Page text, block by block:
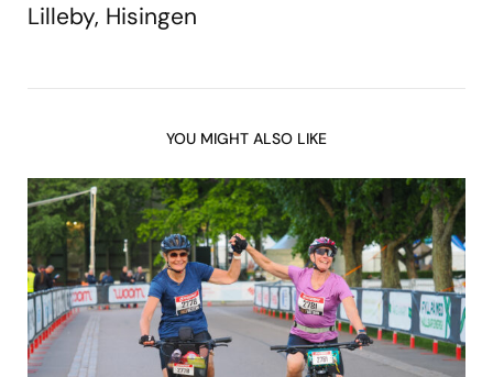
Lilleby, Hisingen
YOU MIGHT ALSO LIKE